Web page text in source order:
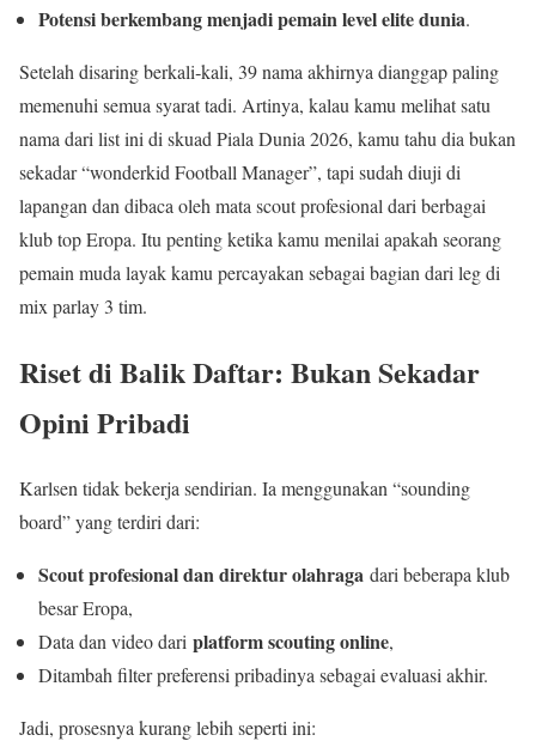
Potensi berkembang menjadi pemain level elite dunia.
Setelah disaring berkali‑kali, 39 nama akhirnya dianggap paling
memenuhi semua syarat tadi. Artinya, kalau kamu melihat satu
nama dari list ini di skuad Piala Dunia 2026, kamu tahu dia bukan
sekadar “wonderkid Football Manager”, tapi sudah diuji di
lapangan dan dibaca oleh mata scout profesional dari berbagai
klub top Eropa. Itu penting ketika kamu menilai apakah seorang
pemain muda layak kamu percayakan sebagai bagian dari leg di
mix parlay 3 tim.
Riset di Balik Daftar: Bukan Sekadar
Opini Pribadi
Karlsen tidak bekerja sendirian. Ia menggunakan “sounding
board” yang terdiri dari:
Scout profesional dan direktur olahraga dari beberapa klub
besar Eropa,
Data dan video dari platform scouting online,
Ditambah filter preferensi pribadinya sebagai evaluasi akhir.
Jadi, prosesnya kurang lebih seperti ini: